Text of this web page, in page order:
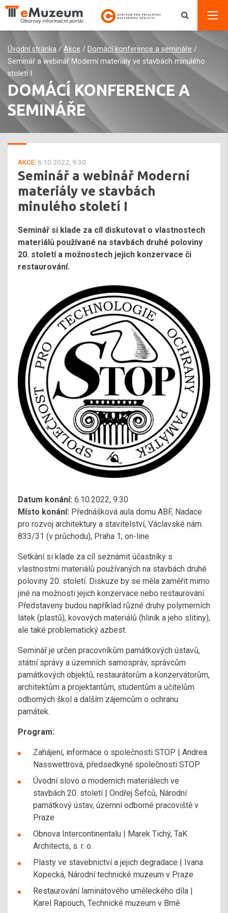
Úvodní stránka / Akce / Domácí konference a semináře /
Seminář a webinář Moderní materiály ve stavbách minulého
století I
DOMÁCÍ KONFERENCE A
SEMINÁŘE
AKCE: 6.10.2022, 9:30
Seminář a webinář Moderní
materiály ve stavbách
minulého století I
Seminář si klade za cíl diskutovat o vlastnostech
materiálů používané na stavbách druhé poloviny
20. století a možnostech jejich konzervace či
restaurování.
Datum konání: 6.10.2022, 9:30
Místo konání: Přednášková aula domu ABF, Nadace
pro rozvoj architektury a stavitelství, Václavské nám.
833/31 (v průchodu), Praha 1; on-line
Setkání si klade za cíl seznámit účastníky s
vlastnostmi materiálů používaných na stavbách druhé
poloviny 20. století. Diskuze by se měla zaměřit mimo
jiné na možnosti jejich konzervace nebo restaurování.
Představeny budou například různé druhy polymerních
látek (plastů), kovových materiálů (hliník a jeho slitiny),
ale také problematický azbest.
Seminář je určen pracovníkům památkových ústavů,
státní správy a územních samospráv, správcům
památkových objektů, restaurátorům a konzervátorům,
architektům a projektantům, studentům a učitelům
odborných škol a dalším zájemcům o ochranu
památek.
Program:
Zahájení, informace o společnosti STOP | Andrea
Nasswettrová, předsedkyně společnosti STOP
Úvodní slovo o moderních materiálech ve
stavbách 20. století | Ondřej Šefců, Národní
památkový ústav, územní odborné pracoviště v
Praze
Obnova Intercontinentalu | Marek Tichý, TaK
Architects, s. r. o.
Plasty ve stavebnictví a jejich degradace | Ivana
Kopecká, Národní technické muzeum v Praze
Restaurování laminátového uměleckého díla |
Karel Rapouch, Technické muzeum v Brně